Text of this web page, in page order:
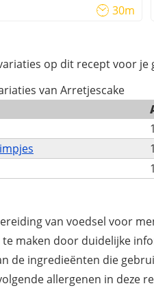
30m
op dit recept voor je
van Arretjescake
1
1
van voedsel voor
maken door duidelijke
de ingredieënten die
allergenen in deze